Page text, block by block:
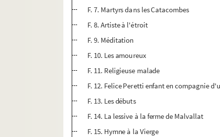
F. 7. Martyrs dans les Catacombes
F. 8. Artiste à l'étroit
F. 9. Méditation
F. 10. Les amoureux
F. 11. Religieuse malade
F. 12. Felice Peretti enfant en compagnie
F. 13. Les débuts
F. 14. La lessive à la ferme de Malvallat
F. 15. Hymne à la Vierge